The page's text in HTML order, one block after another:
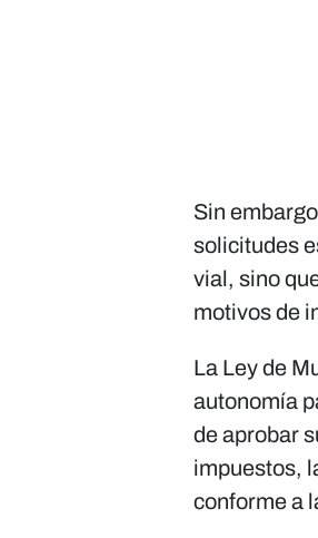
Sin
solicitudes
vial, sino
motivos de
La Ley de
autonomía
de aprobar
impuestos,
conforme a